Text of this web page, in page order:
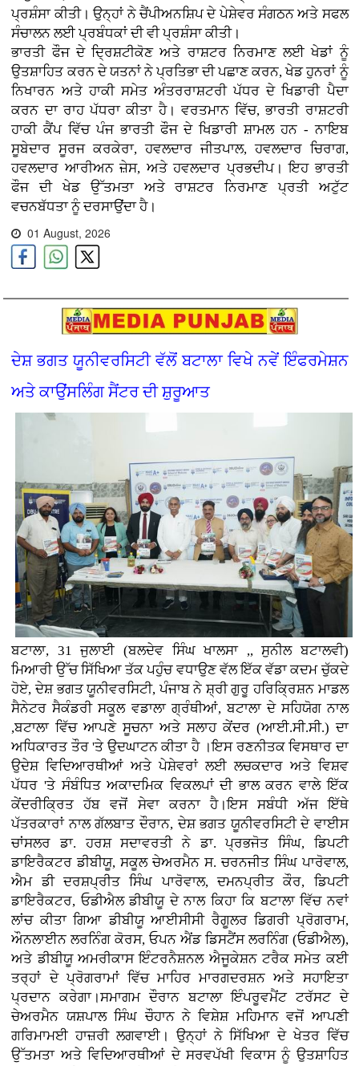
ਪ੍ਰਸ਼ੰਸਾ ਕੀਤੀ। ਉਨ੍ਹਾਂ ਨੇ ਚੈਂਪੀਅਨਸ਼ਿਪ ਦੇ ਪੇਸ਼ੇਵਰ ਸੰਗਠਨ ਅਤੇ ਸਫਲ
ਸੰਚਾਲਨ ਲਈ ਪ੍ਰਬੰਧਕਾਂ ਦੀ ਵੀ ਪ੍ਰਸ਼ੰਸਾ ਕੀਤੀ।
ਭਾਰਤੀ ਫੌਜ ਦੇ ਦ੍ਰਿਸ਼ਟੀਕੋਣ ਅਤੇ ਰਾਸ਼ਟਰ ਨਿਰਮਾਣ ਲਈ ਖੇਡਾਂ ਨੂੰ
ਉਤਸ਼ਾਹਿਤ ਕਰਨ ਦੇ ਯਤਨਾਂ ਨੇ ਪ੍ਰਤਿਭਾ ਦੀ ਪਛਾਣ ਕਰਨ, ਖੇਡ ਹੁਨਰਾਂ ਨੂੰ
ਨਿਖਾਰਨ ਅਤੇ ਹਾਕੀ ਸਮੇਤ ਅੰਤਰਰਾਸ਼ਟਰੀ ਪੱਧਰ ਦੇ ਖਿਡਾਰੀ ਪੈਦਾ
ਕਰਨ ਦਾ ਰਾਹ ਪੱਧਰਾ ਕੀਤਾ ਹੈ। ਵਰਤਮਾਨ ਵਿੱਚ, ਭਾਰਤੀ ਰਾਸ਼ਟਰੀ
ਹਾਕੀ ਕੈਂਪ ਵਿੱਚ ਪੰਜ ਭਾਰਤੀ ਫੌਜ ਦੇ ਖਿਡਾਰੀ ਸ਼ਾਮਲ ਹਨ - ਨਾਇਬ
ਸੂਬੇਦਾਰ ਸੂਰਜ ਕਰਕੇਰਾ, ਹਵਲਦਾਰ ਜੀਤਪਾਲ, ਹਵਲਦਾਰ ਚਿਰਾਗ,
ਹਵਲਦਾਰ ਆਰੀਅਨ ਜ਼ੇਸ, ਅਤੇ ਹਵਲਦਾਰ ਪ੍ਰਭਦੀਪ। ਇਹ ਭਾਰਤੀ
ਫੌਜ ਦੀ ਖੇਡ ਉੱਤਮਤਾ ਅਤੇ ਰਾਸ਼ਟਰ ਨਿਰਮਾਣ ਪ੍ਰਤੀ ਅਟੁੱਟ
ਵਚਨਬੱਧਤਾ ਨੂੰ ਦਰਸਾਉਂਦਾ ਹੈ।
01 August, 2026
ਦੇਸ਼ ਭਗਤ ਯੂਨੀਵਰਸਿਟੀ ਵੱਲੋਂ ਬਟਾਲਾ ਵਿਖੇ ਨਵੇਂ ਇੰਫਰਮੇਸ਼ਨ
ਅਤੇ ਕਾਉਂਸਲਿੰਗ ਸੈਂਟਰ ਦੀ ਸ਼ੁਰੂਆਤ
ਬਟਾਲਾ, 31 ਜੁਲਾਈ (ਬਲਦੇਵ ਸਿੰਘ ਖਾਲਸਾ ,, ਸੁਨੀਲ ਬਟਾਲਵੀ)
ਮਿਆਰੀ ਉੱਚ ਸਿੱਖਿਆ ਤੱਕ ਪਹੁੰਚ ਵਧਾਉਣ ਵੱਲ ਇੱਕ ਵੱਡਾ ਕਦਮ ਚੁੱਕਦੇ
ਹੋਏ, ਦੇਸ਼ ਭਗਤ ਯੂਨੀਵਰਸਿਟੀ, ਪੰਜਾਬ ਨੇ ਸ਼੍ਰੀ ਗੁਰੂ ਹਰਿਕ੍ਰਿਸ਼ਨ ਮਾਡਲ
ਸੈਨੇਟਰ ਸੈਕੰਡਰੀ ਸਕੂਲ ਵਡਾਲਾ ਗ੍ਰੰਥੀਆਂ, ਬਟਾਲਾ ਦੇ ਸਹਿਯੋਗ ਨਾਲ
,ਬਟਾਲਾ ਵਿੱਚ ਆਪਣੇ ਸੂਚਨਾ ਅਤੇ ਸਲਾਹ ਕੇਂਦਰ (ਆਈ.ਸੀ.ਸੀ.) ਦਾ
ਅਧਿਕਾਰਤ ਤੌਰ 'ਤੇ ਉਦਘਾਟਨ ਕੀਤਾ ਹੈ ।ਇਸ ਰਣਨੀਤਕ ਵਿਸਥਾਰ ਦਾ
ਉਦੇਸ਼ ਵਿਦਿਆਰਥੀਆਂ ਅਤੇ ਪੇਸ਼ੇਵਰਾਂ ਲਈ ਲਚਕਦਾਰ ਅਤੇ ਵਿਸ਼ਵ
ਪੱਧਰ 'ਤੇ ਸੰਬੰਧਿਤ ਅਕਾਦਮਿਕ ਵਿਕਲਪਾਂ ਦੀ ਭਾਲ ਕਰਨ ਵਾਲੇ ਇੱਕ
ਕੇਂਦਰੀਕ੍ਰਿਤ ਹੱਬ ਵਜੋਂ ਸੇਵਾ ਕਰਨਾ ਹੈ।ਇਸ ਸਬੰਧੀ ਅੱਜ ਇੱਥੇ
ਪੱਤਰਕਾਰਾਂ ਨਾਲ ਗੱਲਬਾਤ ਦੌਰਾਨ, ਦੇਸ਼ ਭਗਤ ਯੂਨੀਵਰਸਿਟੀ ਦੇ ਵਾਈਸ
ਚਾਂਸਲਰ ਡਾ. ਹਰਸ਼ ਸਦਾਵਰਤੀ ਨੇ ਡਾ. ਪ੍ਰਭਜੋਤ ਸਿੰਘ, ਡਿਪਟੀ
ਡਾਇਰੈਕਟਰ ਡੀਬੀਯੂ, ਸਕੂਲ ਚੇਅਰਮੈਨ ਸ. ਚਰਨਜੀਤ ਸਿੰਘ ਪਾਰੋਵਾਲ,
ਐਮ ਡੀ ਦਰਸ਼ਪ੍ਰੀਤ ਸਿੰਘ ਪਾਰੋਵਾਲ, ਦਮਨਪ੍ਰੀਤ ਕੌਰ, ਡਿਪਟੀ
ਡਾਇਰੈਕਟਰ, ਓਡੀਐਲ ਡੀਬੀਯੂ ਦੇ ਨਾਲ ਕਿਹਾ ਕਿ ਬਟਾਲਾ ਵਿੱਚ ਨਵਾਂ
ਲਾਂਚ ਕੀਤਾ ਗਿਆ ਡੀਬੀਯੂ ਆਈਸੀਸੀ ਰੈਗੂਲਰ ਡਿਗਰੀ ਪ੍ਰੋਗਰਾਮ,
ਔਨਲਾਈਨ ਲਰਨਿੰਗ ਕੋਰਸ, ਓਪਨ ਐਂਡ ਡਿਸਟੈਂਸ ਲਰਨਿੰਗ (ਓਡੀਐਲ),
ਅਤੇ ਡੀਬੀਯੂ ਅਮਰੀਕਾਸ ਇੰਟਰਨੈਸ਼ਨਲ ਐਜੂਕੇਸ਼ਨ ਟਰੈਕ ਸਮੇਤ ਕਈ
ਤਰ੍ਹਾਂ ਦੇ ਪ੍ਰੋਗਰਾਮਾਂ ਵਿੱਚ ਮਾਹਿਰ ਮਾਰਗਦਰਸ਼ਨ ਅਤੇ ਸਹਾਇਤਾ
ਪ੍ਰਦਾਨ ਕਰੇਗਾ।ਸਮਾਗਮ ਦੌਰਾਨ ਬਟਾਲਾ ਇੰਪਰੂਵਮੈਂਟ ਟਰੱਸਟ ਦੇ
ਚੇਅਰਮੈਨ ਯਸ਼ਪਾਲ ਸਿੰਘ ਚੌਹਾਨ ਨੇ ਵਿਸ਼ੇਸ਼ ਮਹਿਮਾਨ ਵਜੋਂ ਆਪਣੀ
ਗਰਿਮਾਮਈ ਹਾਜ਼ਰੀ ਲਗਵਾਈ। ਉਨ੍ਹਾਂ ਨੇ ਸਿੱਖਿਆ ਦੇ ਖੇਤਰ ਵਿੱਚ
ਉੱਤਮਤਾ ਅਤੇ ਵਿਦਿਆਰਥੀਆਂ ਦੇ ਸਰਵਪੱਖੀ ਵਿਕਾਸ ਨੂੰ ਉਤਸ਼ਾਹਿਤ